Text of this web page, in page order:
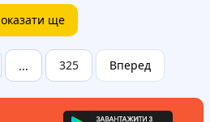
ще
... 325 Вперед